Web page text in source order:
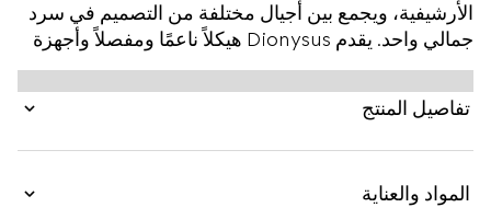
الأرشيفية، ويجمع بين أجيال مختلفة من التصميم في سرد
جمالي واحد. يقدم Dionysus هيكلاً ناعمًا ومفصلاً وأجهزة
ثنائية اللون. تكمل التشطيبات المعدنية لرأس النمر الرمزي
وحزام السلسلة الجديد كل تباين في الأسلوب للحصول
على لمسة فريدة.
تفاصيل المنتج
المواد والعناية